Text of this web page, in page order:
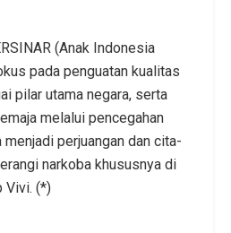
(Anak Indonesia
pada penguatan kualitas
pilar utama negara, serta
melalui pencegahan
menjadi perjuangan dan cita-
narkoba khususnya di
Vivi. (*)